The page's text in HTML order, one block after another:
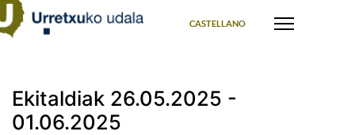
CASTELLANO
Ekitaldiak 26.05.2025 -
01.06.2025